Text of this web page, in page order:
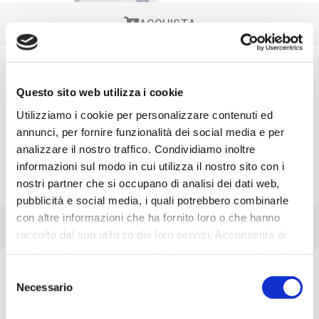
Questo sito web utilizza i cookie
Utilizziamo i cookie per personalizzare contenuti ed
annunci, per fornire funzionalità dei social media e per
analizzare il nostro traffico. Condividiamo inoltre
informazioni sul modo in cui utilizza il nostro sito con i
nostri partner che si occupano di analisi dei dati web,
pubblicità e social media, i quali potrebbero combinarle
con altre informazioni che ha fornito loro o che hanno
raccolto dal suo utilizzo dei loro servizi. Acconsenta ai
delNecessario
ACQUISTA
ETE SAVE 100
Risparmiatore energetico
ACQUISTA
Sensore porta Wireless